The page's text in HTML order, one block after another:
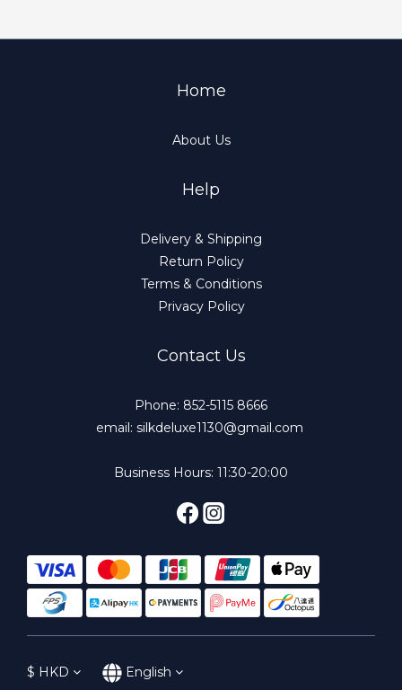
Home
About Us
Help
Delivery & Shipping
Return Policy
Terms & Conditions
Privacy Policy
Contact Us
Phone: 852-5115 8666
email: silkdeluxe1130@gmail.com
Business Hours: 11:30-20:00
$ HKD English